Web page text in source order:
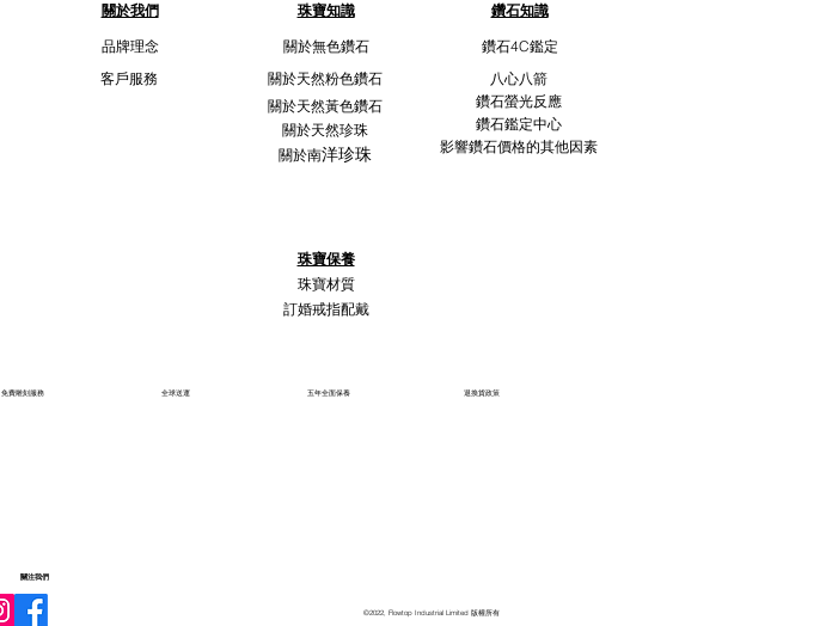
關於我們 珠寶知識
鑽石知識
品牌理念 關於無色鑽石
鑽石4C鑑定
客戶服務 關於天然粉色鑽石
八心八箭
關於天然黃色鑽石
關於天然珍珠
鑽石螢光反應
鑽石鑑定中心
關於南洋珍珠 影響鑽石價格的其他因素
珠寶保養
珠寶材質
訂婚戒指配戴
免費雕刻服務 全球送運 五年全面保養 退換貨政策
關注我們
©2022, Flowtop Industrial Limited 版權所有